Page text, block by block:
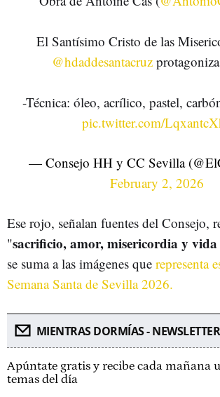
El Santísimo Cristo de las
@hdaddesantacruz
-Técnica: óleo, acrílico, pastel,
pic.twitter.com/
— Consejo HH y CC Sevilla
February 2, 2026
Ese rojo, señalan fuentes del Consejo,
"sacrificio, amor, misericordia y
se suma a las imágenes que representa
Semana Santa de Sevilla 2026.
MIENTRAS DORMÍAS - NEWSLETTER
Apúntate gratis y recibe cada mañana
temas del día